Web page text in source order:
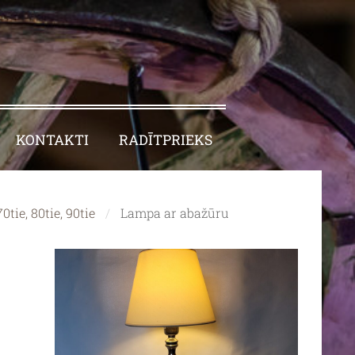
KONTAKTI RADĪTPRIEKS
80tie, 90tie Lampa ar abažūru